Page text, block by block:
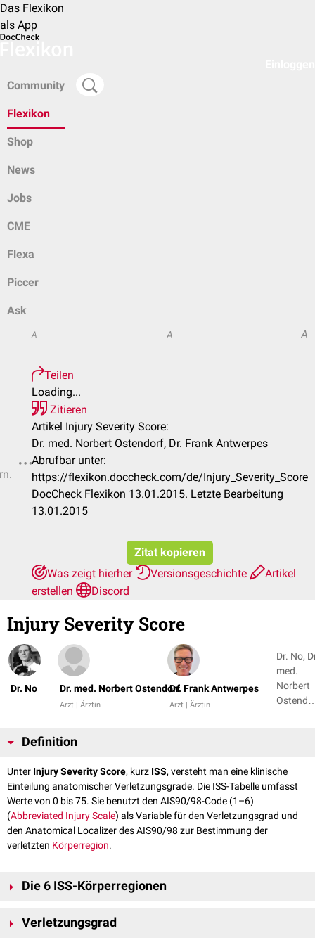
Das Flexikon
als App
Community
Flexikon
Shop
News
Jobs
CME
Flexa
Piccer
Ask
A A A
Teilen
Loading...
Zitieren
Artikel Injury Severity Score:
Dr. med. Norbert Ostendorf, Dr. Frank Antwerpes
Abrufbar unter:
https://flexikon.doccheck.com/de/Injury_Severity_Score
DocCheck Flexikon 13.01.2015. Letzte Bearbeitung
13.01.2015
Zitat kopieren
Was zeigt hierher
Versionsgeschichte
Artikel
erstellen
Discord
Injury Severity Score
Dr. No Dr. med. Norbert Ostendorf
Arzt | Ärztin
Dr. Frank Antwerpes
Arzt | Ärztin
Dr. No,
med.
Norbert
Definition
Unter Injury Severity Score, kurz ISS, versteht man eine klinische
Einteilung anatomischer Verletzungsgrade. Die ISS-Tabelle umfasst
Werte von 0 bis 75. Sie benutzt den AIS90/98-Code (1–6)
(Abbreviated Injury Scale) als Variable für den Verletzungsgrad und
den Anatomical Localizer des AIS90/98 zur Bestimmung der
verletzten Körperregion.
Die 6 ISS-Körperregionen
Kopf und Nacken
Verletzungsgrad